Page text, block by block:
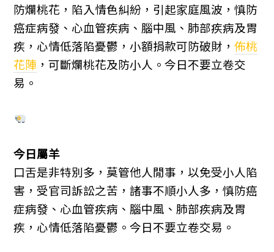
防爛桃花，陷入情色糾紛，引起家庭風波，慎防
癌症病發、心血管疾病、腦中風、肺部疾病及胃
疾，心情低落陷憂鬱，小額捐款可防破財，佈桃
花陣 ，可斷爛桃花及防小人。今日不要立卷交
易。
今日屬羊
口舌是非特別多，莫管他人閒事，以免受小人陷
害，受官司訴訟之苦，諸事不順小人多，慎防癌
症病發、心血管疾病、腦中風、肺部疾病及胃
疾，心情低落陷憂鬱。今日不要立卷交易。